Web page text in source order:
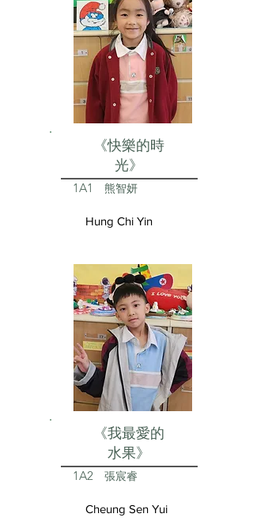
《快樂的時
光》
1A1 熊智妍
Hung Chi Yin
《我最愛的
水果》
1A2 張宸睿
Cheung Sen Yui